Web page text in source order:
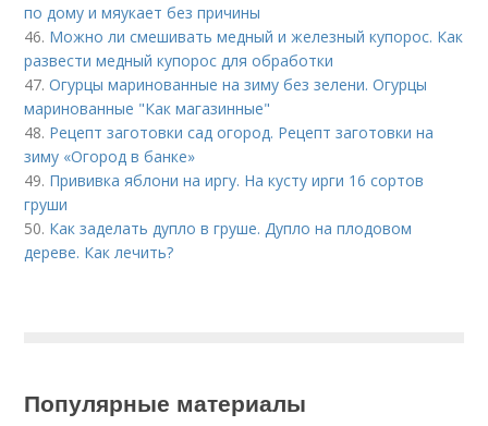
по дому и мяукает без причины
46. Можно ли смешивать медный и железный купорос. Как
развести медный купорос для обработки
47.Огурцы маринованные на зиму без зелени. Огурцы
маринованные "Как магазинные"
48. Рецепт заготовки сад огород. Рецепт заготовки на
зиму «Огород в банке»
49. Прививка яблони на иргу. На кусту ирги 16 сортов
груши
50. Как заделать дупло в груше. Дупло на плодовом
дереве. Как лечить?
Популярные материалы